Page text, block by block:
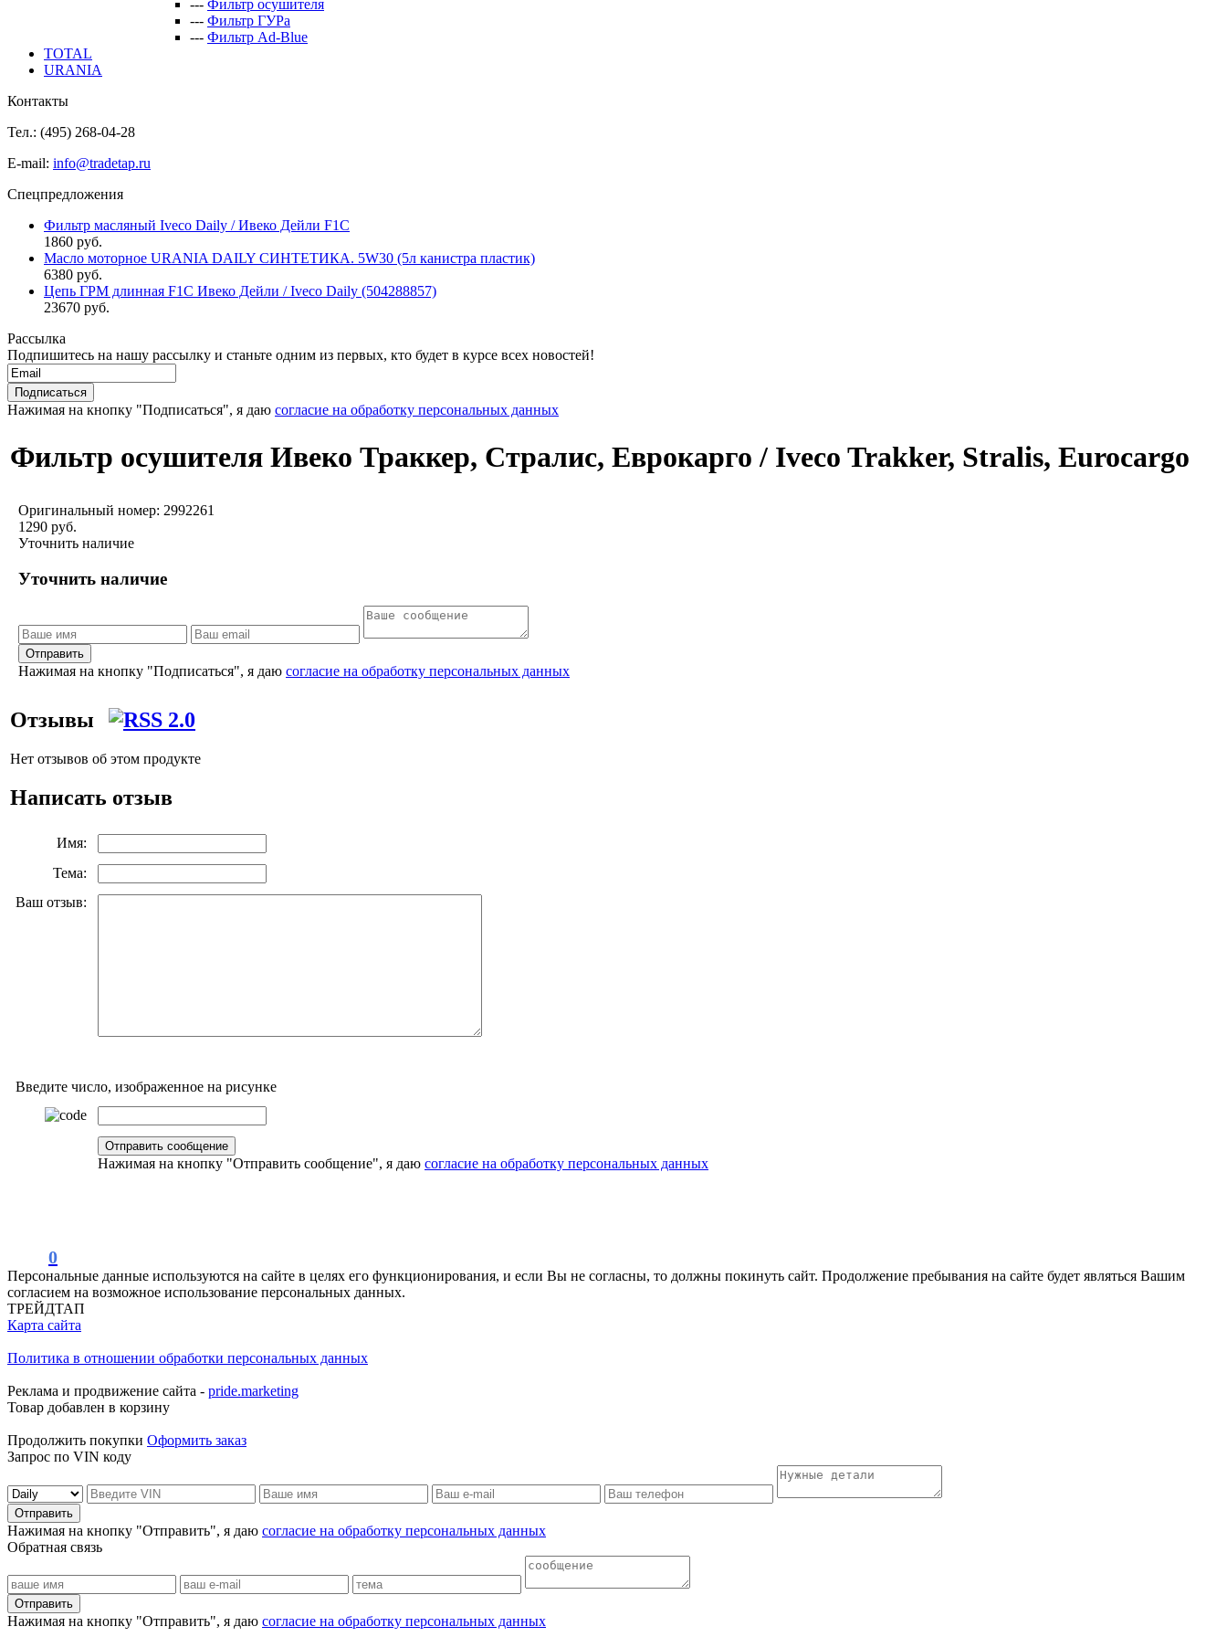
--- Фильтр осушителя
--- Фильтр ГУРа
--- Фильтр Ad-Blue
TOTAL
URANIA
Контакты
Тел.: (495) 268-04-28
E-mail: info@tradetap.ru
Спецпредложения
Фильтр масляный Iveco Daily / Ивеко Дейли F1C
1860 руб.
Масло моторное URANIA DAILY СИНТЕТИКА. 5W30 (5л канистра пластик)
6380 руб.
Цепь ГРМ длинная F1C Ивеко Дейли / Iveco Daily (504288857)
23670 руб.
Рассылка
Подпишитесь на нашу рассылку и станьте одним из первых, кто будет в курсе всех новостей!
Нажимая на кнопку "Подписаться", я даю согласие на обработку персональных данных
Фильтр осушителя Ивеко Траккер, Стралис, Еврокарго / Iveco Trakker, Stralis, Eurocargo
Оригинальный номер: 2992261
1290 руб.
Уточнить наличие
Уточнить наличие
Отправить
Нажимая на кнопку "Подписаться", я даю согласие на обработку персональных данных
Отзывы
Нет отзывов об этом продукте
Написать отзыв
Имя:
Тема:
Ваш отзыв:
Введите число, изображенное на рисунке
Нажимая на кнопку "Отправить сообщение", я даю согласие на обработку персональных данных
0
Персональные данные используются на сайте в целях его функционирования, и если Вы не согласны, то должны покинуть сайт. Продолжение пребывания на сайте будет являться Вашим
согласием на возможное использование персональных данных.
ТРЕЙДТАП
Карта сайта
Политика в отношении обработки персональных данных
Реклама и продвижение сайта - pride.marketing
Товар добавлен в корзину
Продолжить покупки Оформить заказ
Запрос по VIN коду
Отправить
Нажимая на кнопку "Отправить", я даю согласие на обработку персональных данных
Обратная связь
Отправить
Нажимая на кнопку "Отправить", я даю согласие на обработку персональных данных